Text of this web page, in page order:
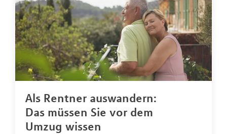
Als Rentner auswandern:
Das müssen Sie vor dem
Umzug wissen